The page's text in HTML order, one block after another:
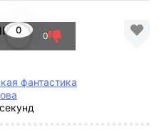
0
0
фантастика